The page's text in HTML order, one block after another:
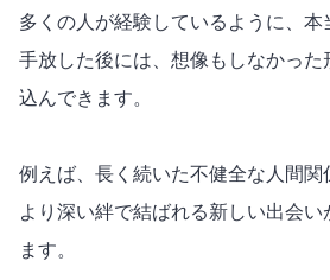
多くの人が経験しているように、
手放した後には、想像もしなかっ
込んできます。
例えば、長く続いた不健全な人間関
より深い絆で結ばれる新しい出会い
ます。